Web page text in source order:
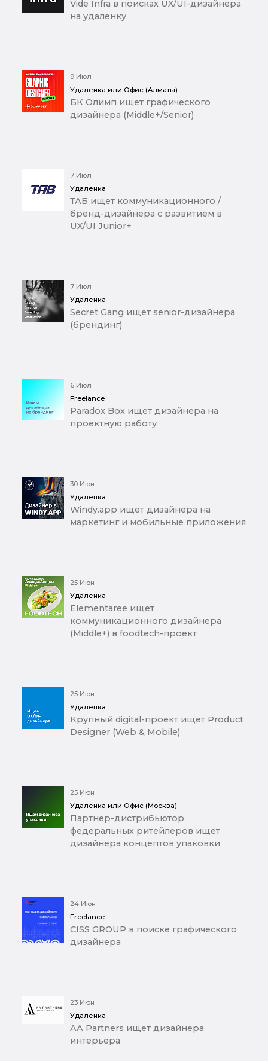
Vide Infra в поисках UX/UI-дизайнера
на удаленку
9 Июл
Удаленка или Офис (Алматы)
БК Олимп ищет графического
дизайнера (Middle+/Senior)
7 Июл
Удаленка
ТАБ ищет коммуникационного /
бренд-дизайнера с развитием в
UX/UI Junior+
7 Июл
Удаленка
Secret Gang ищет senior-дизайнера
(брендинг)
6 Июл
Freelance
Paradox Box ищет дизайнера на
проектную работу
30 Июн
Удаленка
Windy.app ищет дизайнера на
маркетинг и мобильные приложения
25 Июн
Удаленка
Elementaree ищет
коммуникационного дизайнера
(Middle+) в foodtech-проект
25 Июн
Удаленка
Крупный digital-проект ищет Product
Designer (Web & Mobile)
25 Июн
Удаленка или Офис (Москва)
Партнер-дистрибьютор
федеральных ритейлеров ищет
дизайнера концептов упаковки
24 Июн
Freelance
CISS GROUP в поиске графического
дизайнера
23 Июн
Удаленка
AA Partners ищет дизайнера
интерьера